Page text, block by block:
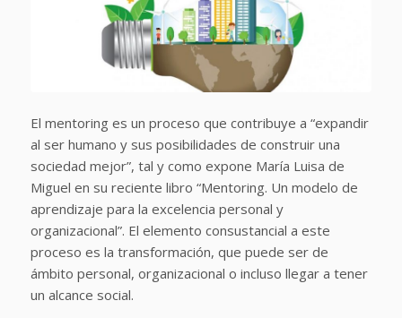
El mentoring es un proceso que contribuye a “expandir
al ser humano y sus posibilidades de construir una
sociedad mejor”, tal y como expone María Luisa de
Miguel en su reciente libro “Mentoring. Un modelo de
aprendizaje para la excelencia personal y
organizacional”. El elemento consustancial a este
proceso es la transformación, que puede ser de
ámbito personal, organizacional o incluso llegar a tener
un alcance social.